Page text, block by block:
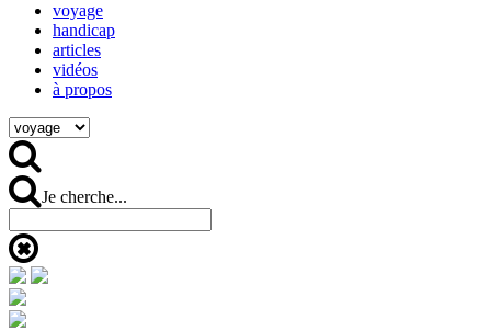
voyage
handicap
articles
vidéos
à propos
Je cherche...